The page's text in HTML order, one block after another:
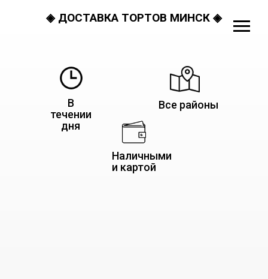
◈ ДОСТАВКА ТОРТОВ МИНСК ◈
В
течении
дня
Все районы
Наличными
и картой